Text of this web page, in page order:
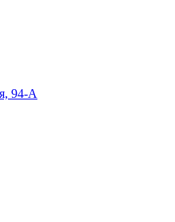
94-А